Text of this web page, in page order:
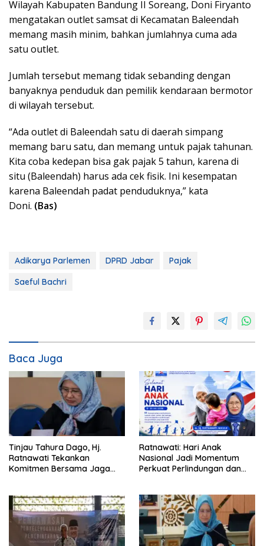
Wilayah Kabupaten Bandung II Soreang, Doni Firyanto
mengatakan outlet samsat di Kecamatan Baleendah
memang masih minim, bahkan jumlahnya cuma ada
satu outlet.
Jumlah tersebut memang tidak sebanding dengan
banyaknya penduduk dan pemilik kendaraan bermotor
di wilayah tersebut.
“Ada outlet di Baleendah satu di daerah simpang
memang baru satu, dan memang untuk pajak tahunan.
Kita coba kedepan bisa gak pajak 5 tahun, karena di
situ (Baleendah) harus ada cek fisik. Ini kesempatan
karena Baleendah padat penduduknya,” kata
Doni. (Bas)
Adikarya Parlemen DPRD Jabar
Pajak
Saeful Bachri
Baca Juga
Tinjau Tahura Dago, Hj.
Ratnawati Tekankan
Komitmen Bersama Jaga
Ratnawati: Hari Anak
Nasional Jadi Momentum
Perkuat Perlindungan dan